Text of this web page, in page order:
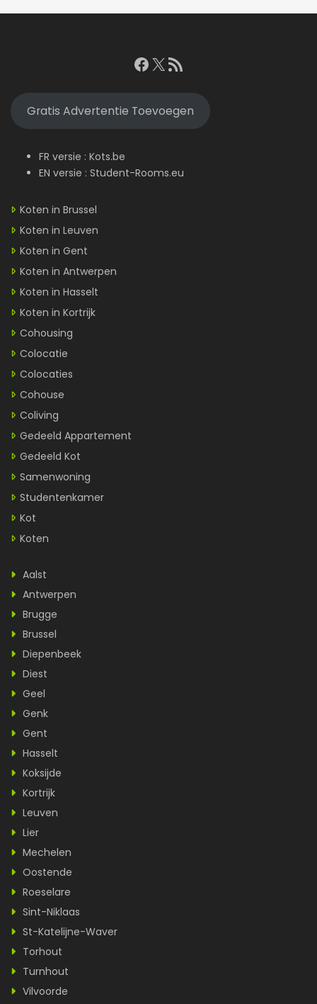
Facebook
X RSS feed
Gratis Advertentie Toevoegen
FR versie : Kots.be
EN versie : Student-Rooms.eu
Koten in Brussel
Koten in Leuven
Koten in Gent
Koten in Antwerpen
Koten in Hasselt
Koten in Kortrijk
Cohousing
Colocatie
Colocaties
Cohouse
Coliving
Gedeeld Appartement
Gedeeld Kot
Samenwoning
Studentenkamer
Kot
Koten
Aalst
Antwerpen
Brugge
Brussel
Diepenbeek
Diest
Geel
Genk
Gent
Hasselt
Koksijde
Kortrijk
Leuven
Lier
Mechelen
Oostende
Roeselare
Sint-Niklaas
St-Katelijne-Waver
Torhout
Turnhout
Vilvoorde